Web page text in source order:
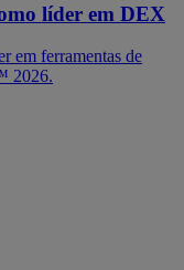
líder em DEX
em ferramentas de
2026.